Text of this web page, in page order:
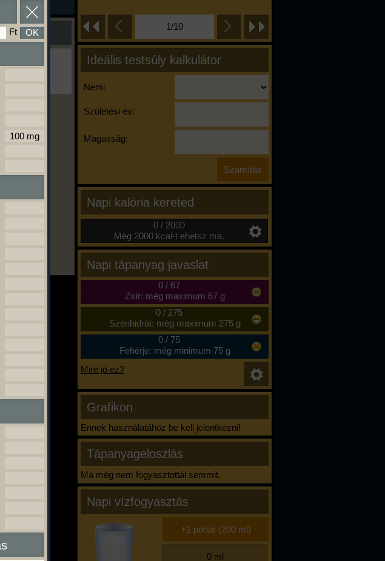
1/10
Ideális testsúly kalkulátor
Nem:
Születési év:
Magasság:
Napi kalória kereted
0 / 2000
Még 2000 kcal-t ehetsz ma.
Napi tápanyag javaslat
0/ 67
Zsír: még maximum 67 g
0/ 275
Szénhidrát: még maximum 275 g
0/ 75
Fehérje: még minimum 75 g
Mire jó ez?
Grafikon
Ennek használatához be kell jelentkezni!
Tápanyageloszlás
Ma még nem fogyasztottál semmit.
Napi vízfogyasztás
többet,
funkció.
Ft OK